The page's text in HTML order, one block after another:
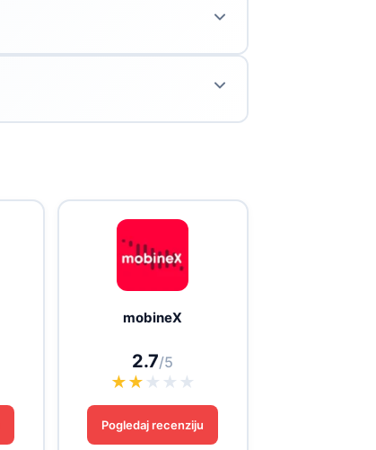
mobineX
2.7/5
★★ ★ ★ ★
Pogledaj recenziju